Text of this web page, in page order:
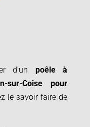
d’un poêle à
sur-Coise pour
le savoir-faire de